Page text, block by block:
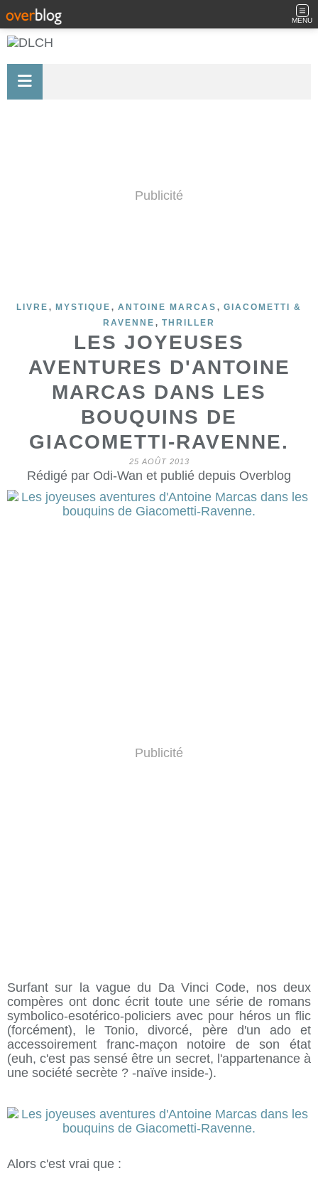
MENU
Publicité
LIVRE , MYSTIQUE , ANTOINE MARCAS , GIACOMETTI &
RAVENNE , THRILLER
LES JOYEUSES
AVENTURES D'ANTOINE
MARCAS DANS LES
BOUQUINS DE
GIACOMETTI-RAVENNE.
25 AOÛT 2013
Rédigé par Odi-Wan et publié depuis Overblog
Publicité
Surfant sur la vague du Da Vinci Code, nos deux
compères ont donc écrit toute une série de romans
symbolico-esotérico-policiers avec pour héros un flic
(forcément), le Tonio, divorcé, père d'un ado et
accessoirement franc-maçon notoire de son état
(euh, c'est pas sensé être un secret, l'appartenance à
une société secrète ? -naïve inside-).
Alors c'est vrai que :